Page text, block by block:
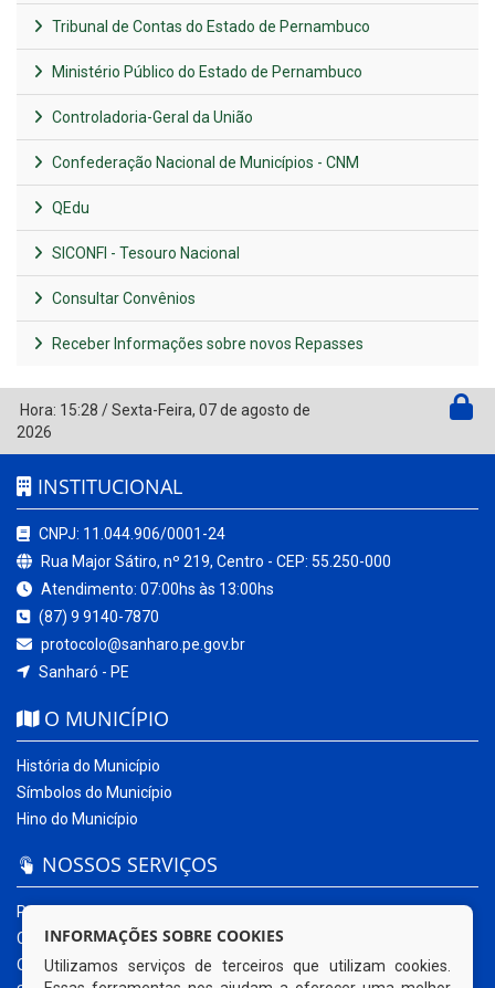
Tribunal de Contas do Estado de Pernambuco
Ministério Público do Estado de Pernambuco
Controladoria-Geral da União
Confederação Nacional de Municípios - CNM
QEdu
SICONFI - Tesouro Nacional
Consultar Convênios
Receber Informações sobre novos Repasses
Hora: 15:28 /Sexta-Feira, 07 de agosto de
2026
INSTITUCIONAL
CNPJ: 11.044.906/0001-24
Rua Major Sátiro, nº 219, Centro - CEP: 55.250-000
Atendimento: 07:00hs às 13:00hs
(87) 9 9140-7870
protocolo@sanharo.pe.gov.br
Sanharó - PE
O MUNICÍPIO
História do Município
Símbolos do Município
Hino do Município
NOSSOS SERVIÇOS
Portal da Transparência
Carta de Serviços ao Usuário
Ouvidoria Municipal
INFORMAÇÕES SOBRE COOKIES
Utilizamos serviços de terceiros que utilizam cookies.